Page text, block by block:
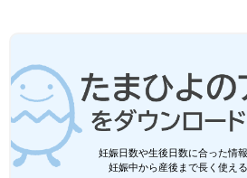
妊娠日数や生後日数に合った情
妊娠中から産後まで長く使え